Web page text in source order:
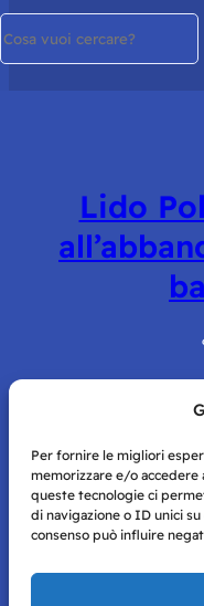
Per fornire le migliori
memorizzare e/o
queste tecnologie ci
di navigazione o ID unici
consenso può influire
Lido
Napoli con autorizzazione
Tutte le immagini e i